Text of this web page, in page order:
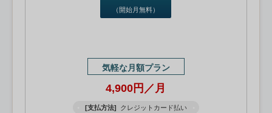
（開始月無料）
気軽な月額プラン
4,900円／月
[支払方法] クレジットカード払い